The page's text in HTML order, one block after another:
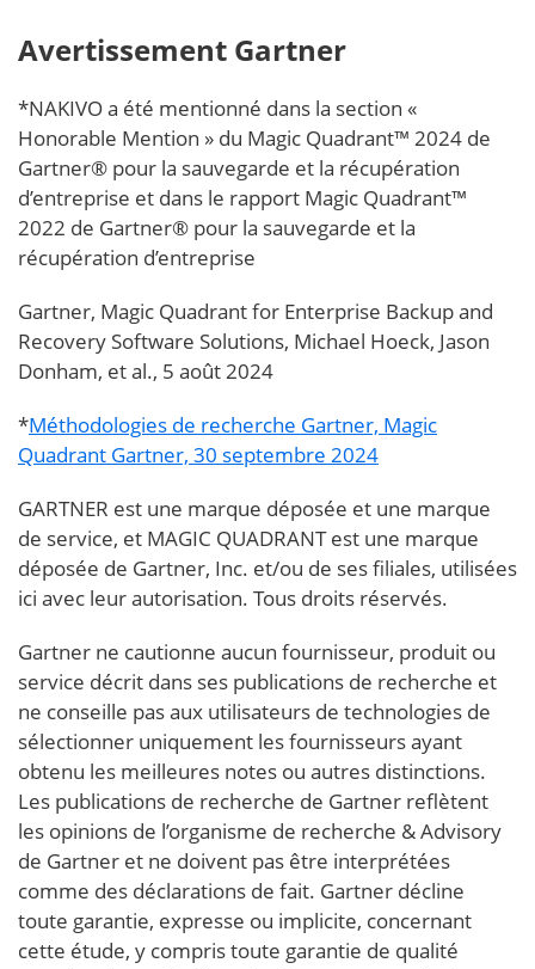
Avertissement Gartner
*NAKIVO a été mentionné dans la section «
Honorable Mention » du Magic Quadrant™ 2024 de
Gartner® pour la sauvegarde et la récupération
d’entreprise et dans le rapport Magic Quadrant™
2022 de Gartner® pour la sauvegarde et la
récupération d’entreprise
Gartner, Magic Quadrant for Enterprise Backup and
Recovery Software Solutions, Michael Hoeck, Jason
Donham, et al., 5 août 2024
*Méthodologies de recherche Gartner, Magic
Quadrant Gartner, 30 septembre 2024
GARTNER est une marque déposée et une marque
de service, et MAGIC QUADRANT est une marque
déposée de Gartner, Inc. et/ou de ses filiales, utilisées
ici avec leur autorisation. Tous droits réservés.
Gartner ne cautionne aucun fournisseur, produit ou
service décrit dans ses publications de recherche et
ne conseille pas aux utilisateurs de technologies de
sélectionner uniquement les fournisseurs ayant
obtenu les meilleures notes ou autres distinctions.
Les publications de recherche de Gartner reflètent
les opinions de l’organisme de recherche & Advisory
de Gartner et ne doivent pas être interprétées
comme des déclarations de fait. Gartner décline
toute garantie, expresse ou implicite, concernant
cette étude, y compris toute garantie de qualité